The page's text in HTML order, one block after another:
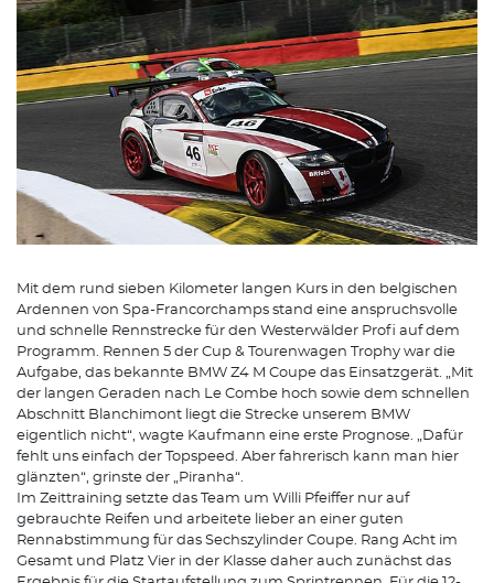
Mit dem rund sieben Kilometer langen Kurs in den belgischen
Ardennen von Spa-Francorchamps stand eine anspruchsvolle
und schnelle Rennstrecke für den Westerwälder Profi auf dem
Programm. Rennen 5 der Cup & Tourenwagen Trophy war die
Aufgabe, das bekannte BMW Z4 M Coupe das Einsatzgerät. „Mit
der langen Geraden nach Le Combe hoch sowie dem schnellen
Abschnitt Blanchimont liegt die Strecke unserem BMW
eigentlich nicht“, wagte Kaufmann eine erste Prognose. „Dafür
fehlt uns einfach der Topspeed. Aber fahrerisch kann man hier
glänzten“, grinste der „Piranha“.
Im Zeittraining setzte das Team um Willi Pfeiffer nur auf
gebrauchte Reifen und arbeitete lieber an einer guten
Rennabstimmung für das Sechszylinder Coupe. Rang Acht im
Gesamt und Platz Vier in der Klasse daher auch zunächst das